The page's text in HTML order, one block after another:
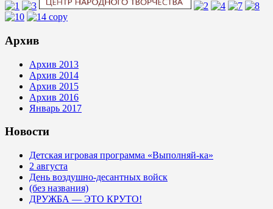
Архив
Архив 2013
Архив 2014
Архив 2015
Архив 2016
Январь 2017
Новости
Детская игровая программа «Выполняй-ка»
2 августа
День воздушно-десантных войск
(без названия)
ДРУЖБА — ЭТО КРУТО!